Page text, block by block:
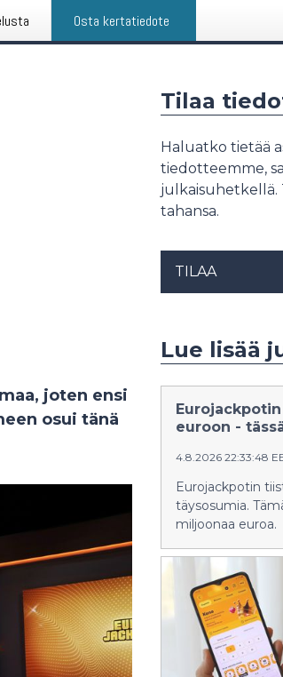
Osta kertatiedote
joten ensi
osui tänä
Tilaa
Haluatko tietää
tiedotteemme,
julkaisuhetkellä.
tahansa.
TILAA
Lue lisää
euroon -
4.8.2026 22:33:48
Eurojackpotin
täysosumia.
miljoonaa euroa.